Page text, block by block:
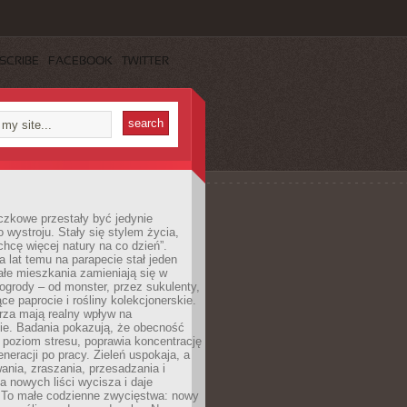
FACEBOOK TWITTER
przestały być jedynie
wystroju. Stały się stylem życia,
więcej natury na co dzień”.
lat temu na parapecie stał jeden
mieszkania zamieniają się w
– od monster, przez sukulenty,
paprocie i rośliny kolekcjonerskie.
mają realny wpływ na
Badania pokazują, że obecność
stresu, poprawia koncentrację
po pracy. Zieleń uspokaja, a
zraszania, przesadzania i
nowych liści wycisza i daje
małe codzienne zwycięstwa: nowy